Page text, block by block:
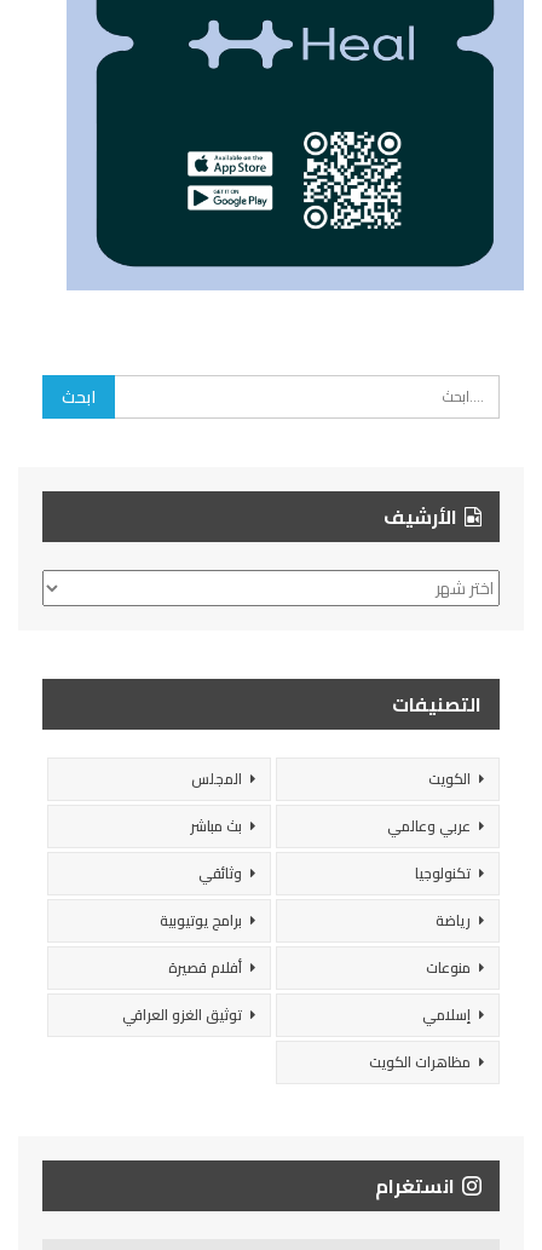
الأرشيف
الأرشيف
التصنيفات
الكويت
المجلس
عربي وعالمي
بث مباشر
تكنولوجيا
وثائقي
رياضة
برامج يوتيوبية
منوعات
أفلام قصيرة
إسلامي
توثيق الغزو العراقي
مظاهرات الكويت
انستغرام